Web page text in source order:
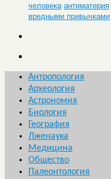
человека антиматерия
вредными привычками
Антропология
Археология
Астрономия
Биология
География
Лженаука
Медицина
Общество
Палеонтология